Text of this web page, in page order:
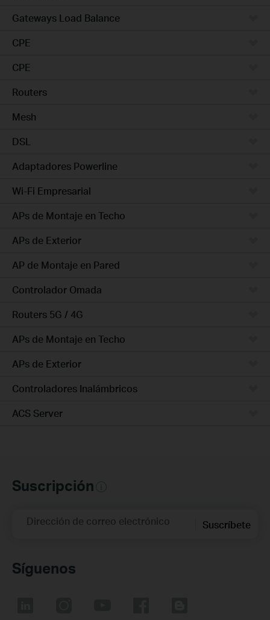
Gateways Load Balance
CPE
CPE
Routers
Mesh
DSL
Adaptadores Powerline
Wi-Fi Empresarial
APs de Montaje en Techo
APs de Exterior
AP de Montaje en Pared
Controlador Omada
Routers 5G / 4G
APs de Montaje en Techo
APs de Exterior
Controladores Inalámbricos
ACS Server
Suscripción
Dirección de correo electrónico Suscríbete
Síguenos